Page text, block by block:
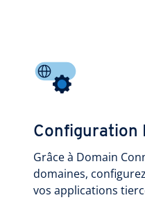
Configuration
Grâce à Domain
domaines,
vos applications